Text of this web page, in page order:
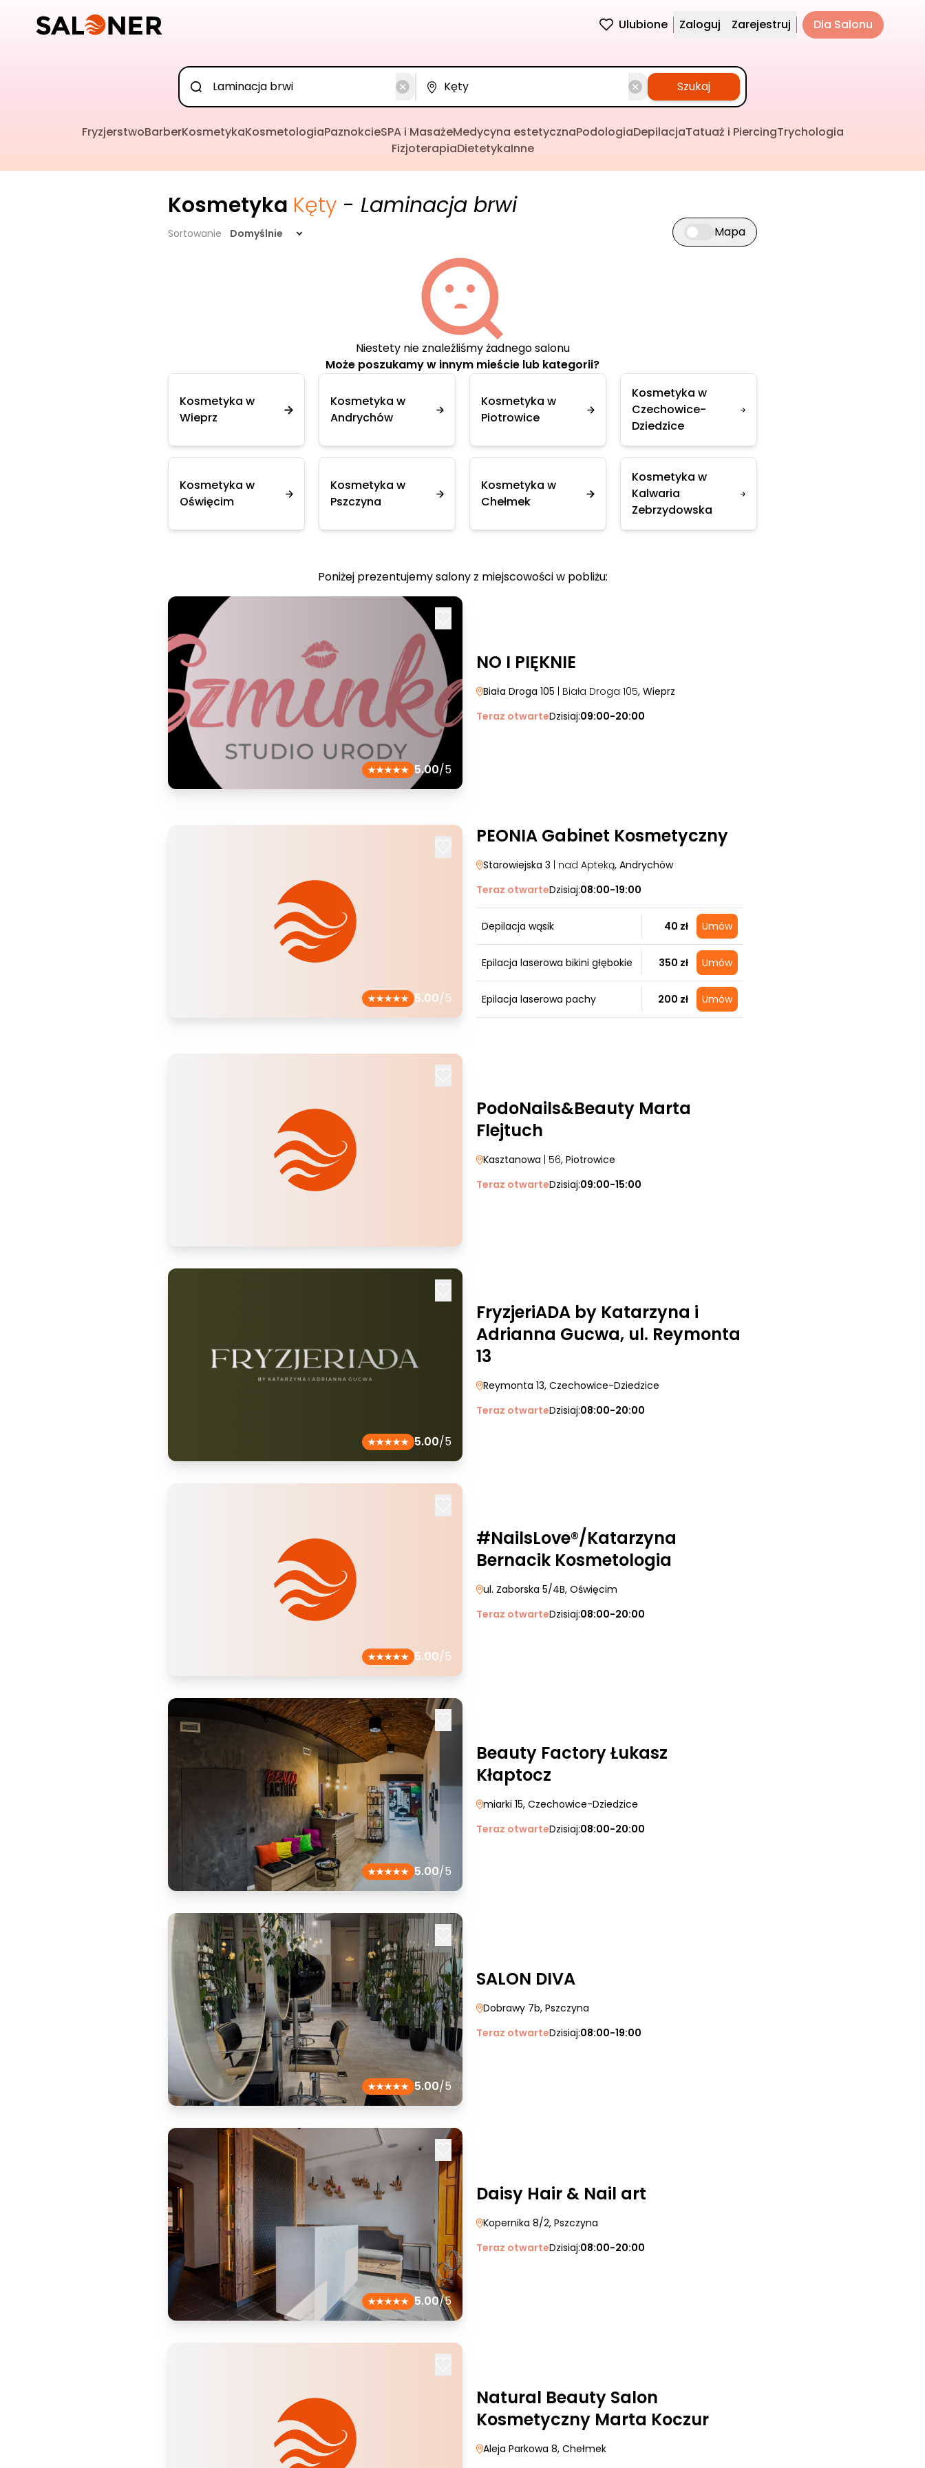
Ulubione Zaloguj Zarejestruj Dla Salonu
Szukaj
FryzjerstwoBarberKosmetykaKosmetologiaPaznokcieSPA i MasażeMedycyna estetycznaPodologiaDepilacjaTatuaż i PiercingTrychologia
FizjoterapiaDietetykaInne
Kosmetyka Kęty - Laminacja brwi
Sortowanie Domyślnie Przełącz widok mapy
Mapa
Niestety nie znaleźliśmy żadnego salonu
Może poszukamy w innym mieście lub kategorii?
Kosmetyka w
Wieprz
Kosmetyka w
Andrychów
Kosmetyka w
Piotrowice
Kosmetyka w
Czechowice-
Dziedzice
Kosmetyka w
Oświęcim
Kosmetyka w
Pszczyna
Kosmetyka w
Chełmek
Kosmetyka w
Kalwaria
Zebrzydowska
Poniżej prezentujemy salony z miejscowości w pobliżu:
5.00/5
NO I PIĘKNIE
Biała Droga 105 | Biała Droga 105, Wieprz
Teraz otwarteDzisiaj:09:00-20:00
5.00/5
PEONIA Gabinet Kosmetyczny
Starowiejska 3 | nad Apteką, Andrychów
Teraz otwarteDzisiaj:08:00-19:00
Depilacja wąsik 40 zł Umów
Epilacja laserowa bikini głębokie 350 zł Umów
Epilacja laserowa pachy 200 zł Umów
PodoNails&Beauty Marta
Flejtuch
Kasztanowa | 56, Piotrowice
Teraz otwarteDzisiaj:09:00-15:00
5.00/5
FryzjeriADA by Katarzyna i
Adrianna Gucwa, ul. Reymonta
13
Reymonta 13, Czechowice-Dziedzice
Teraz otwarteDzisiaj:08:00-20:00
5.00/5
#NailsLove®/Katarzyna
Bernacik Kosmetologia
ul. Zaborska 5/4B, Oświęcim
Teraz otwarteDzisiaj:08:00-20:00
5.00/5
Beauty Factory Łukasz
Kłaptocz
miarki 15, Czechowice-Dziedzice
Teraz otwarteDzisiaj:08:00-20:00
5.00/5
SALON DIVA
Dobrawy 7b, Pszczyna
Teraz otwarteDzisiaj:08:00-19:00
5.00/5
Daisy Hair & Nail art
Kopernika 8/2, Pszczyna
Teraz otwarteDzisiaj:08:00-20:00
Natural Beauty Salon
Kosmetyczny Marta Koczur
Aleja Parkowa 8, Chełmek